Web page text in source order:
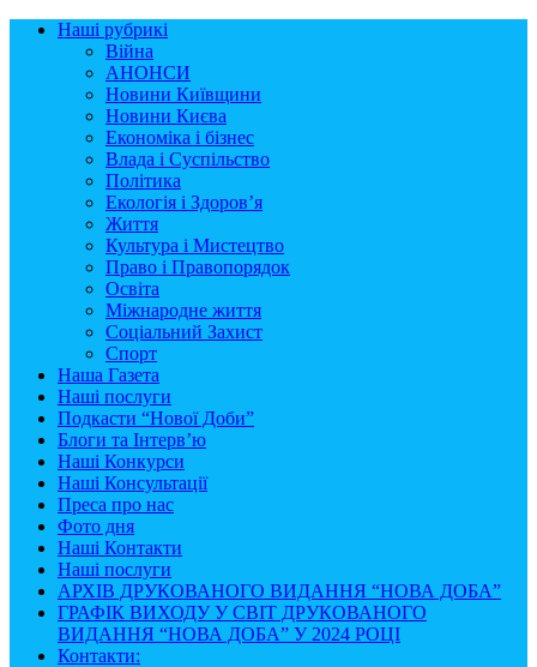
Наші рубрикі
Війна
АНОНСИ
Новини Київщини
Новини Києва
Економіка і бізнес
Влада і Суспільство
Політика
Екологія і Здоров’я
Життя
Культура і Мистецтво
Право і Правопорядок
Освіта
Міжнародне життя
Соціальний Захист
Спорт
Наша Газета
Наші послуги
Подкасти “Нової Доби”
Блоги та Інтерв’ю
Наші Конкурси
Наші Консультації
Преса про нас
Фото дня
Наші Контакти
Наші послуги
АРХІВ ДРУКОВАНОГО ВИДАННЯ “НОВА ДОБА”
ГРАФІК ВИХОДУ У СВІТ ДРУКОВАНОГО
ВИДАННЯ “НОВА ДОБА” У 2024 РОЦІ
Контакти: